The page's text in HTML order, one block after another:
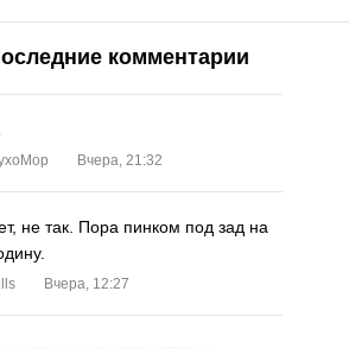
комментарии
Вчера, 21:32
не так. Пора пинком под зад на
Вчера, 12:27